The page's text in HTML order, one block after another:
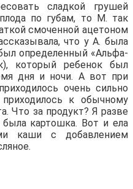
сладкой грушей
по губам, то М. так
смоченной ацетоном
что у А. была
определенный «Альфа-
который ребенок был
дня и ночи. А вот при
очень сильно
к обычному
Что за продукт? Я разве
картошка. Вот и ела
каши с добавлением